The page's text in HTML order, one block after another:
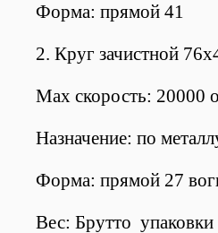
Форма: прямой 41
2. Круг зачистной
Max скорость: 20000
Назначение: по
Форма: прямой 27
Вес: Брутто упаковки